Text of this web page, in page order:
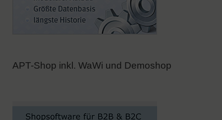
APT-Shop inkl. WaWi und Demoshop